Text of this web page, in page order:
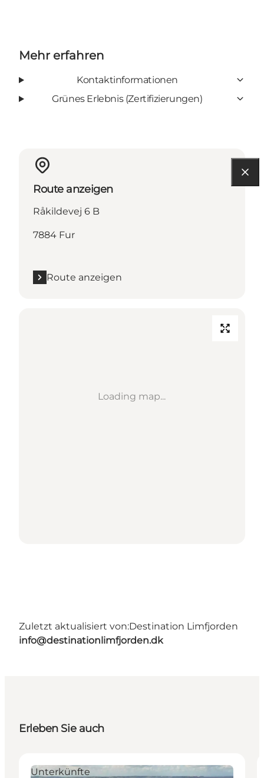
Mehr erfahren
Kontaktinformationen
Grünes Erlebnis (Zertifizierungen)
Route anzeigen
Råkildevej 6 B
7884 Fur
Route anzeigen
Loading map...
Zuletzt aktualisiert von:Destination Limfjorden
info@destinationlimfjorden.dk
Erleben Sie auch
Unterkünfte